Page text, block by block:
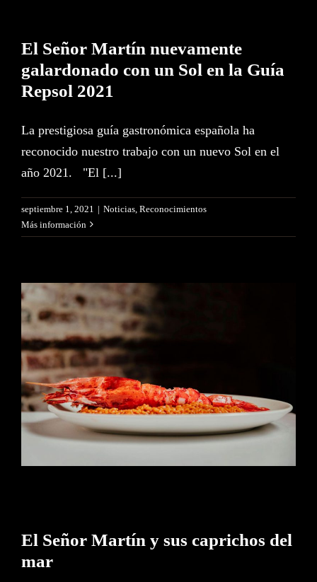
El Señor Martín nuevamente
galardonado con un Sol en la Guía
Repsol 2021
La prestigiosa guía gastronómica española ha
reconocido nuestro trabajo con un nuevo Sol en el
año 2021. "El [...]
septiembre 1, 2021 | Noticias Reconocimientos
Más información
El Señor Martín y sus caprichos
del mar
El Señor Martín y sus caprichos del
mar